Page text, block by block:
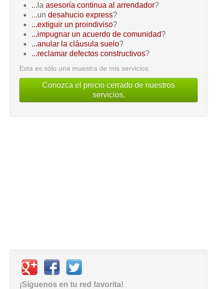
...la asesoría continua al arrendador?
...un desahucio express?
...extiguir un proindiviso?
...impugnar un acuerdo de comunidad?
...anular la cláusula suelo?
...reclamar defectos constructivos?
Esta es sólo una muestra de mis servicios.
Conozca el precio cerrado de nuestros
servicios.
¡Síguenos en tu red favorita!